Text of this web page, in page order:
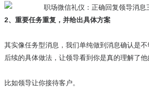
2、重要任务重复，并给出具体方案
其实像任务型消息，我们单纯做到消息确认是
后续的具体做法，让领导看到你是真的理解了他
比如领导让你接待客户。